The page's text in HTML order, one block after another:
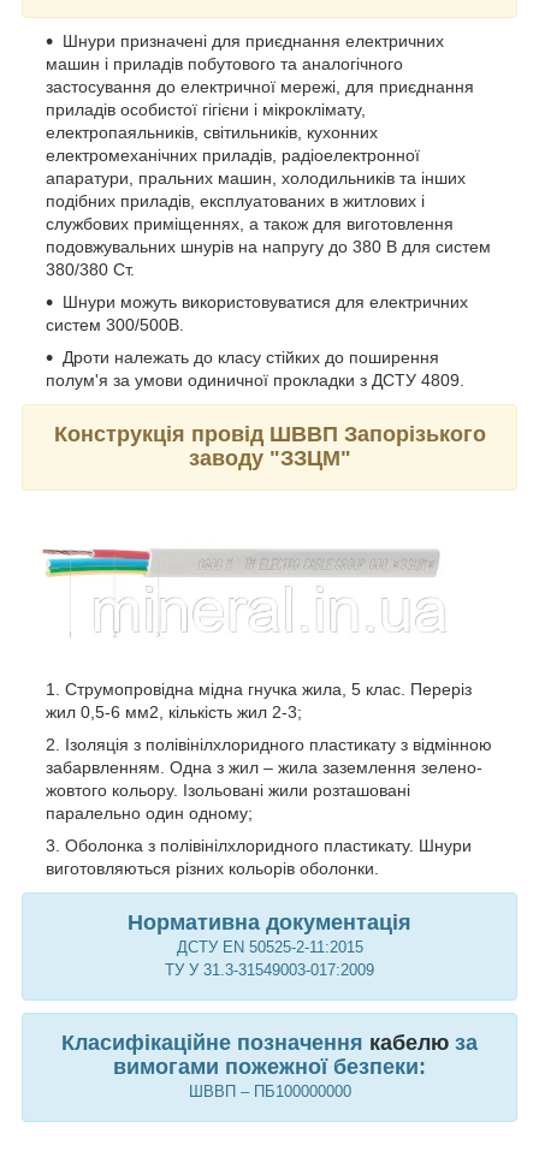
Шнури призначені для приєднання електричних
машин і приладів побутового та аналогічного
застосування до електричної мережі, для приєднання
приладів особистої гігієни і мікроклімату,
електропаяльників, світильників, кухонних
електромеханічних приладів, радіоелектронної
апаратури, пральних машин, холодильників та інших
подібних приладів, експлуатованих в житлових і
службових приміщеннях, а також для виготовлення
подовжувальних шнурів на напругу до 380 В для систем
380/380 Ст.
Шнури можуть використовуватися для електричних
систем 300/500В.
Дроти належать до класу стійких до поширення
полум'я за умови одиничної прокладки з ДСТУ 4809.
Конструкція провід ШВВП Запорізького
заводу "ЗЗЦМ"
Струмопровідна мідна гнучка жила, 5 клас. Переріз
жил 0,5-6 мм2, кількість жил 2-3;
Ізоляція з полівінілхлоридного пластикату з відмінною
забарвленням. Одна з жил – жила заземлення зелено-
жовтого кольору. Ізольовані жили розташовані
паралельно один одному;
Оболонка з полівінілхлоридного пластикату. Шнури
виготовляються різних кольорів оболонки.
Нормативна документація
ДСТУ EN 50525-2-11:2015
ТУ У 31.3-31549003-017:2009
Класифікаційне позначення кабелю за
вимогами пожежної безпеки:
ШВВП – ПБ100000000